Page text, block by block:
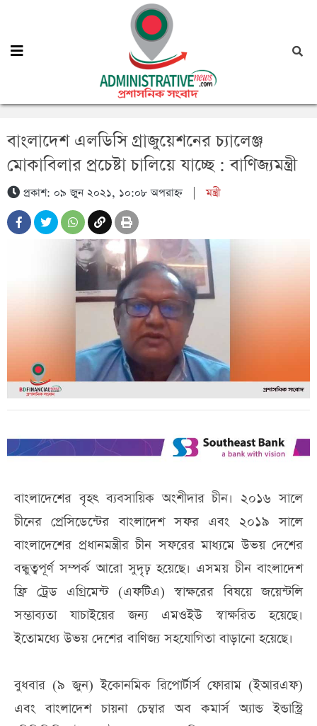
বাংলাদেশ এলডিসি গ্রাজুয়েশনের চ্যালেঞ্জ
মোকাবিলার প্রচেষ্টা চালিয়ে যাচ্ছে : বাণিজ্যমন্ত্রী
প্রকাশ: ০৯ জুন ২০২১, ১০:০৮ অপরাহ্ন|মন্ত্রী
বাংলাদেশের বৃহৎ ব্যবসায়িক অংশীদার চীন। ২০১৬ সালে
চীনের প্রেসিডেন্টের বাংলাদেশ সফর এবং ২০১৯ সালে
বাংলাদেশের প্রধানমন্ত্রীর চীন সফরের মাধ্যমে উভয় দেশের
বন্ধুত্বপূর্ণ সম্পর্ক আরো সুদৃঢ় হয়েছে। এসময় চীন বাংলাদেশ
ফ্রি ট্রেড এগ্রিমেন্ট (এফটিএ) স্বাক্ষরের বিষয়ে জয়েন্টলি
সম্ভাব্যতা যাচাইয়ের জন্য এমওইউ স্বাক্ষরিত হয়েছে।
ইতোমধ্যে উভয় দেশের বাণিজ্য সহযোগিতা বাড়ানো হয়েছে।
বুধবার (৯ জুন) ইকোনমিক রিপোর্টার্স ফোরাম (ইআরএফ)
এবং বাংলাদেশ চায়না চেম্বার অব কমার্স অ্যান্ড ইন্ডাস্ট্রি